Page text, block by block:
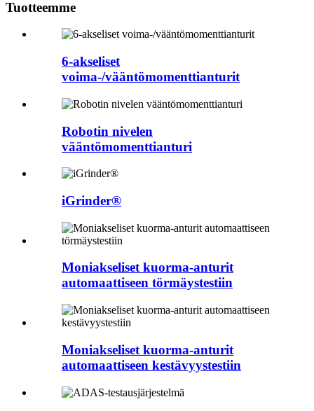
Tuotteemme
6-akseliset
voima-/vääntömomenttianturit
Robotin nivelen
vääntömomenttianturi
iGrinder®
Moniakseliset kuorma-anturit
automaattiseen törmäystestiin
Moniakseliset kuorma-anturit
automaattiseen kestävyystestiin